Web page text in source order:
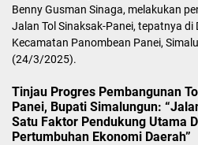
Benny Gusman Sinaga, melakukan
Jalan Tol Sinaksak-Panei, tepatnya di
Kecamatan Panombean Panei,
(24/3/2025).
Tinjau Progres Pembangunan
Panei, Bupati Simalungun:
Satu Faktor Pendukung Utama
Pertumbuhan Ekonomi Daerah”